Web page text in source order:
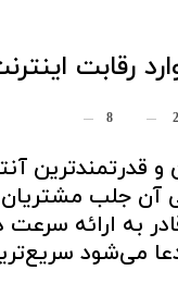
رقابت
8
جلب مشتریان
می‌شود